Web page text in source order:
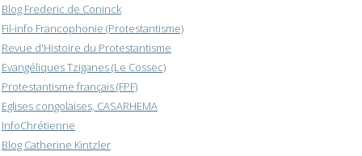
Blog Frederic de Coninck
Fil-info Francophonie (Protestantisme)
Revue d'Histoire du Protestantisme
Evangéliques Tziganes (Le Cossec)
Protestantisme français (FPF)
Eglises congolaises, CASARHEMA
InfoChrétienne
Blog Catherine Kintzler